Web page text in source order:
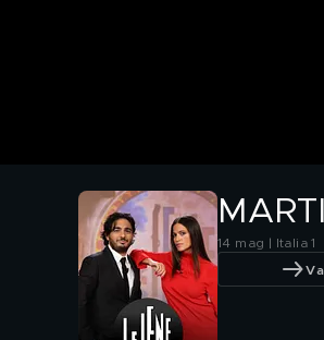
14 mag | Italia 1